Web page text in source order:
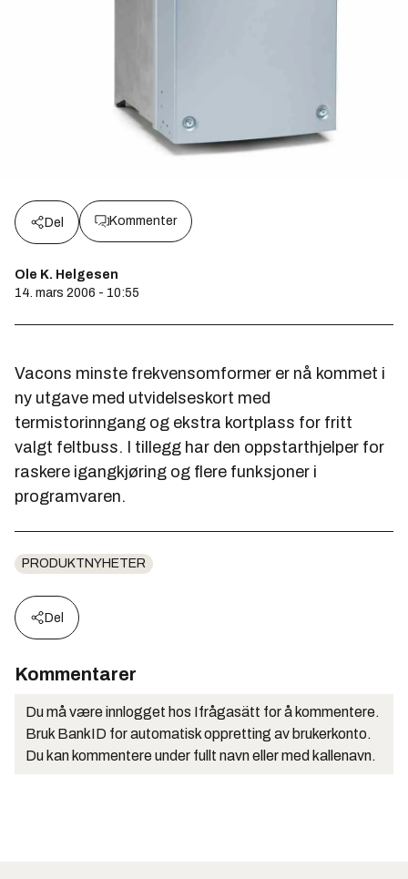
Del Kommenter
Ole K. Helgesen
14. mars 2006 - 10:55
Vacons minste frekvensomformer er nå kommet i
ny utgave med utvidelseskort med
termistorinngang og ekstra kortplass for fritt
valgt feltbuss. I tillegg har den oppstarthjelper for
raskere igangkjøring og flere funksjoner i
programvaren.
PRODUKTNYHETER
Del
Kommentarer
Du må være innlogget hos Ifrågasätt for å kommentere.
Bruk BankID for automatisk oppretting av brukerkonto.
Du kan kommentere under fullt navn eller med kallenavn.